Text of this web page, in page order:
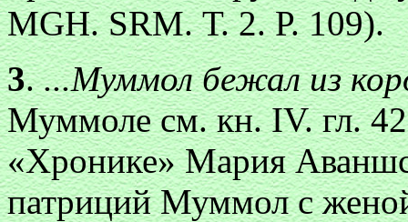
MGH. SRM. Т. 2. Р. 109).
3....Муммол бежал из
Муммоле см. кн. IV. гл.
«Хронике» Мария
патриций Муммол с